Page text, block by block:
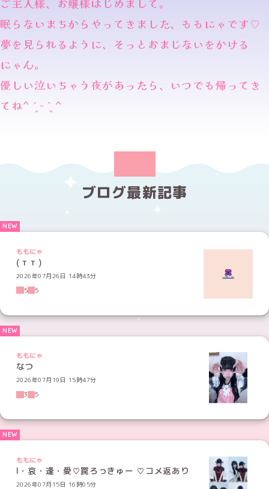
眠らないまちからやってきました、ももにゃです♡
夢を見られるように、そっとおまじないをかける
にゃん。
優しい泣いちゃう夜があったら、いつでも帰ってき
てね^ ´͈ ᵕ `͈ ^
ブログ最新記事
ももにゃ
( т т )
2026年07月26日 14時43分
5
5
ももにゃ
なつ
2026年07月19日 15時47分
3
5
ももにゃ
l・哀・逢・愛♡罠ろっきゅー ♡コメ返あり
2026年07月15日 16時05分